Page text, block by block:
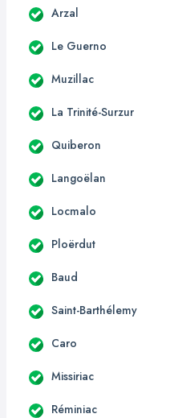
Arzal
Le Guerno
Muzillac
La Trinité-Surzur
Quiberon
Langoëlan
Locmalo
Ploërdut
Baud
Saint-Barthélemy
Caro
Missiriac
Réminiac